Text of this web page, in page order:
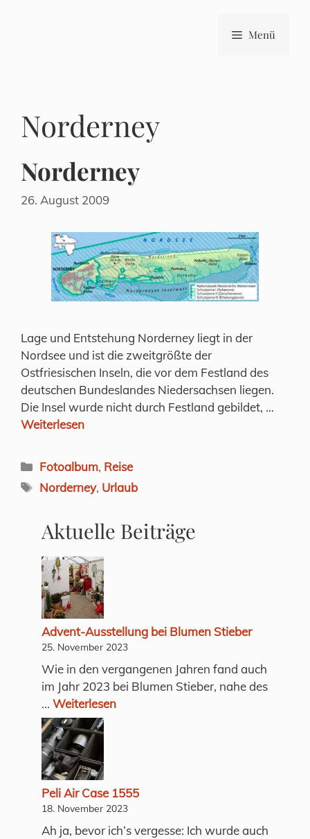
Menü
Norderney
Norderney
26. August 2009
Lage und Entstehung Norderney liegt in der
Nordsee und ist die zweitgrößte der
Ostfriesischen Inseln, die vor dem Festland des
deutschen Bundeslandes Niedersachsen liegen.
Die Insel wurde nicht durch Festland gebildet, …
Weiterlesen
Kategorien
Fotoalbum, Reise
Schlagwörter
Norderney, Urlaub
Aktuelle Beiträge
Advent-Ausstellung bei Blumen Stieber
25. November 2023
Wie in den vergangenen Jahren fand auch
im Jahr 2023 bei Blumen Stieber, nahe des
... Weiterlesen
Peli Air Case 1555
18. November 2023
Ah ja, bevor ich’s vergesse: Ich wurde auch